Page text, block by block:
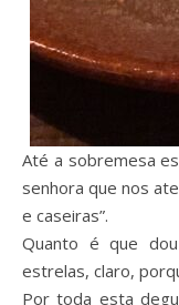
Até a sobremesa
senhora que nos
e caseiras”.
Quanto é que
estrelas, claro,
Por toda esta